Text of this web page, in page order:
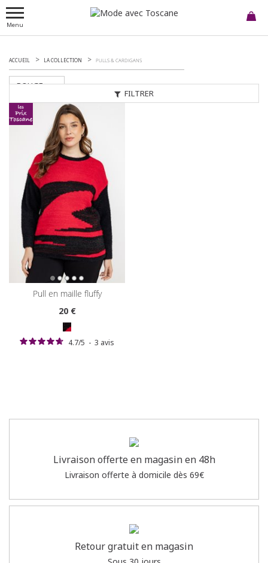
Menu
FILTRER
ACCUEIL LA COLLECTION PULLS & CARDIGANS
ROUGE
pull en maille fluffy
20€
4.7/5 - 3 avis
Livraison offerte en magasin en 48h
Livraison offerte à domicile dès 69€
Retour gratuit en magasin